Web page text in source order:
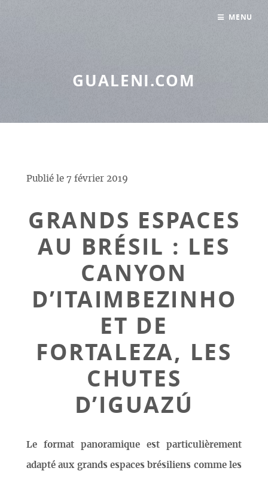
GUALENI.COM
Publié le 7 février 2019
GRANDS ESPACES
AU BRÉSIL : LES
CANYON
D’ITAIMBEZINHO
ET DE
FORTALEZA, LES
CHUTES
D’IGUAZÚ
Le format panoramique est particulièrement
adapté aux grands espaces brésiliens comme les
MENU